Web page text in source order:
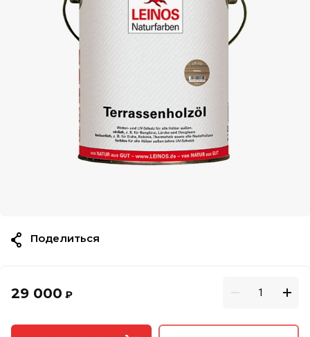
29 000 ₽
Поделиться